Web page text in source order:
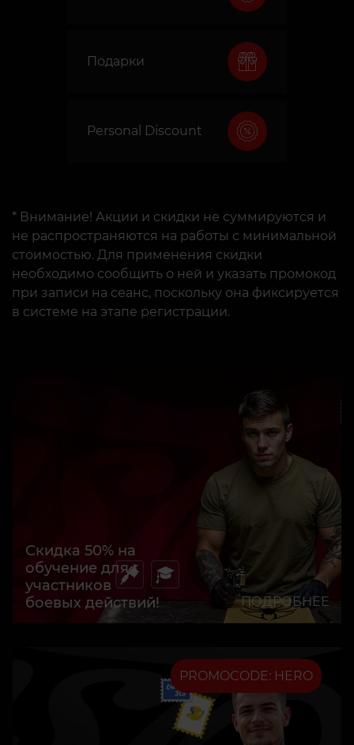
Подарки
Personal Discount
* Внимание! Акции и скидки не суммируются и
не распространяются на работы с минимальной
стоимостью. Для применения скидки
необходимо сообщить о ней и указать промокод
при записи на сеанс, поскольку она фиксируется
в системе на этапе регистрации.
Скидка 50% на
обучение для
участников
боевых действий!
ПОДРОБНЕЕ
PROMOCODE: HERO